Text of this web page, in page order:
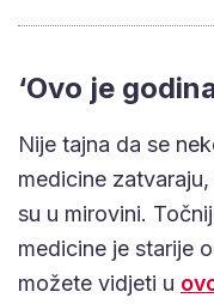
‘Ovo je
Nije tajna da se
medicine
su u mirovini.
medicine je starije
možete vidjeti u